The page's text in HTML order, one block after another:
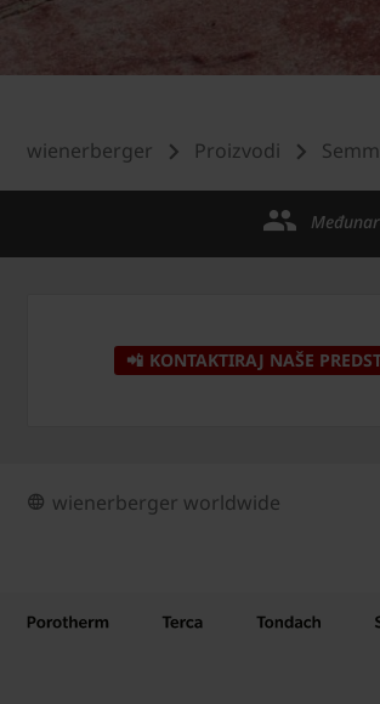
wienerberger Proizvodi
📲 KONTAKTIRAJ NAŠE
wienerberger worldwide